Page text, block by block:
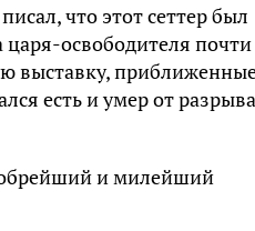
что этот сеттер был
освободителя почти
выставку,
есть и умер от разрыва
и милейший